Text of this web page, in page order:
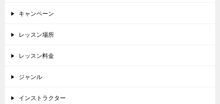
キャンペーン
レッスン場所
レッスン料金
ジャンル
インストラクター